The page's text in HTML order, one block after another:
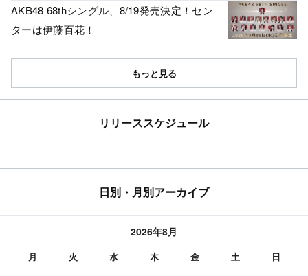
AKB48 68thシングル、8/19発売決定！セン
ターは伊藤百花！
もっと見る
リリーススケジュール
日別・月別アーカイブ
2026年8月
月 火 水 木 金 土 日